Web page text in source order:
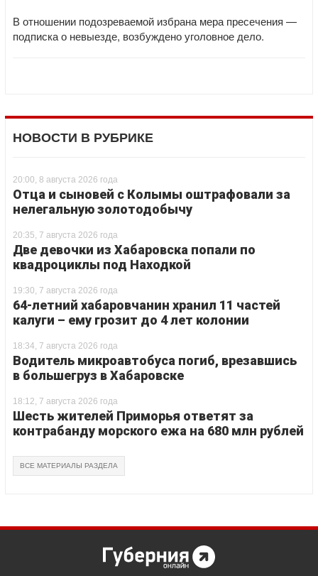
В отношении подозреваемой избрана мера пресечения —
подписка о невыезде, возбуждено уголовное дело.
НОВОСТИ В РУБРИКЕ
20:00, 8 августа 2026 года
Отца и сыновей с Колымы оштрафовали за
нелегальную золотодобычу
20:35, 7 августа 2026 года
Две девочки из Хабаровска попали по
квадроциклы под Находкой
19:30, 7 августа 2026 года
64-летний хабаровчанин хранил 11 частей
калуги – ему грозит до 4 лет колонии
18:34, 7 августа 2026 года
Водитель микроавтобуса погиб, врезавшись
в большегруз в Хабаровске
18:12, 7 августа 2026 года
Шесть жителей Приморья ответят за
контрабанду морского ежа на 680 млн рублей
ВСЕ МАТЕРИАЛЫ РАЗДЕЛА